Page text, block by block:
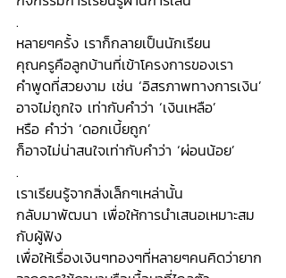
.
หลายๆครั้ง เราก็กลายเป็นนักเรียน
คุณครูคือลูกบ้านที่เข้าโครงการของเรา
คำพูดที่สวยงาม เช่น ‘อิสรภาพทางการเงิน’
อาจไม่ถูกใจ เท่ากับคำว่า ‘เงินเหลือ’
หรือ คำว่า ‘ดอกเบี้ยถูก’
ก็อาจไม่น่าสนใจเท่ากับคำว่า ‘ผ่อนน้อย’
.
เราเรียนรู้จากสิ่งเล็กๆเหล่านั้น
กลับมาพัฒนา เพื่อให้การนำเสนอเหมาะสม
กับผู้ฟัง
เพื่อให้เรื่องเงินๆทองๆที่หลายๆคนคิดว่ายาก